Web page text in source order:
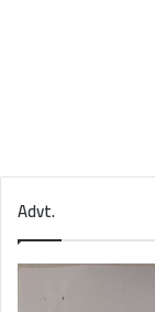
Advt.